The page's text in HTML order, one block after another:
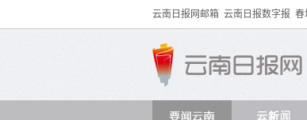
云南日报网邮箱 云南日报数字报 春